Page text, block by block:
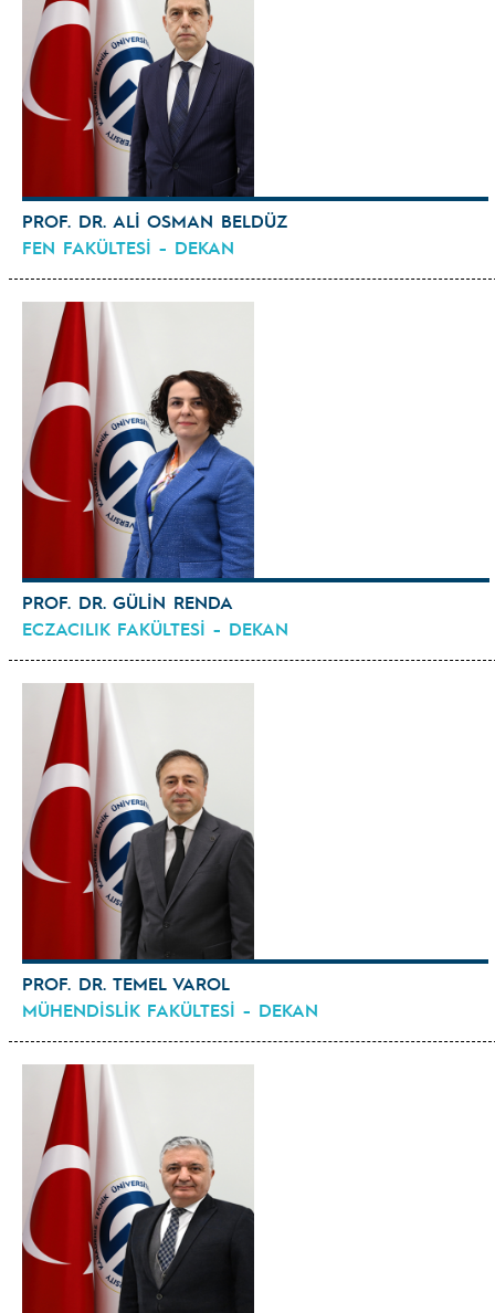
PROF. DR. ALİ OSMAN BELDÜZ
FEN FAKÜLTESİ - DEKAN
PROF. DR. GÜLİN RENDA
ECZACILIK FAKÜLTESİ - DEKAN
PROF. DR. TEMEL VAROL
MÜHENDİSLİK FAKÜLTESİ - DEKAN